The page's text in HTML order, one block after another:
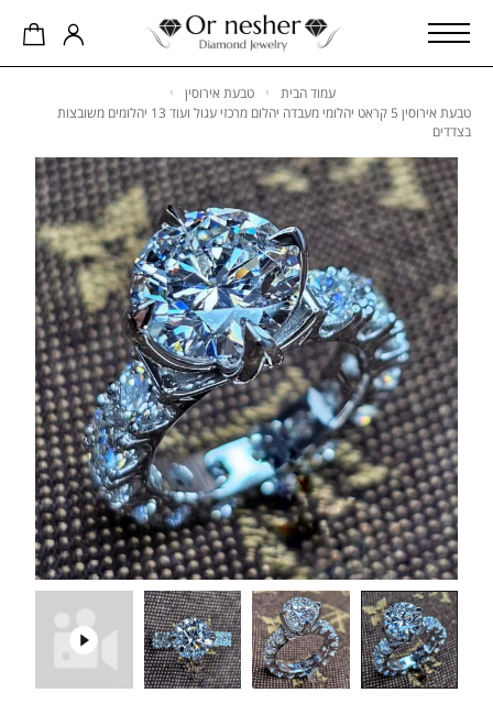
עמוד הבית
טבעת אירוסין
טבעת אירוסין 5 קראט יהלומי מעבדה יהלום מרכזי עגול ועוד 13 יהלומים משובצות
בצדדים